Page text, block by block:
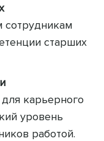
старших
карьерного
уровень
работой.